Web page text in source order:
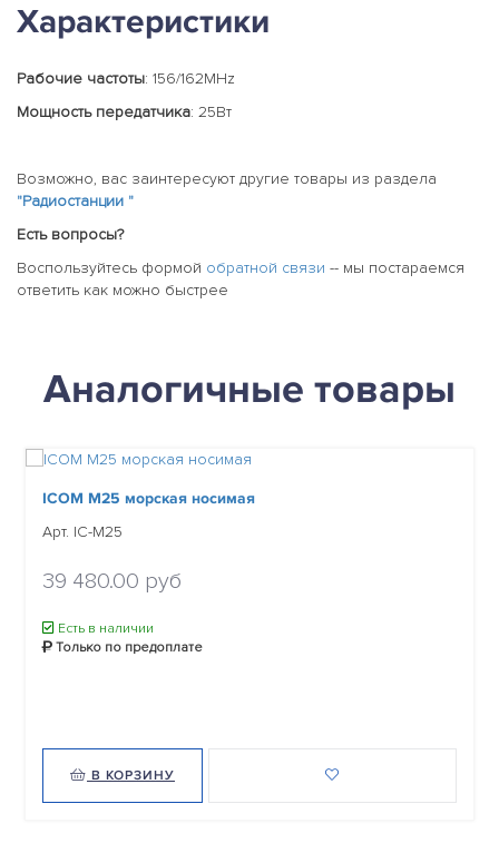
Характеристики
Рабочие частоты: 156/162MHz
Мощность передатчика: 25Вт
Возможно, вас заинтересуют другие товары из раздела
"Радиостанции "
Есть вопросы?
Воспользуйтесь формой обратной связи -- мы постараемся
ответить как можно быстрее
Аналогичные товары
ICOM M25 морская носимая
Арт. IC-M25
39 480.00 руб
Есть в наличии
Только по предоплате
В КОРЗИНУ